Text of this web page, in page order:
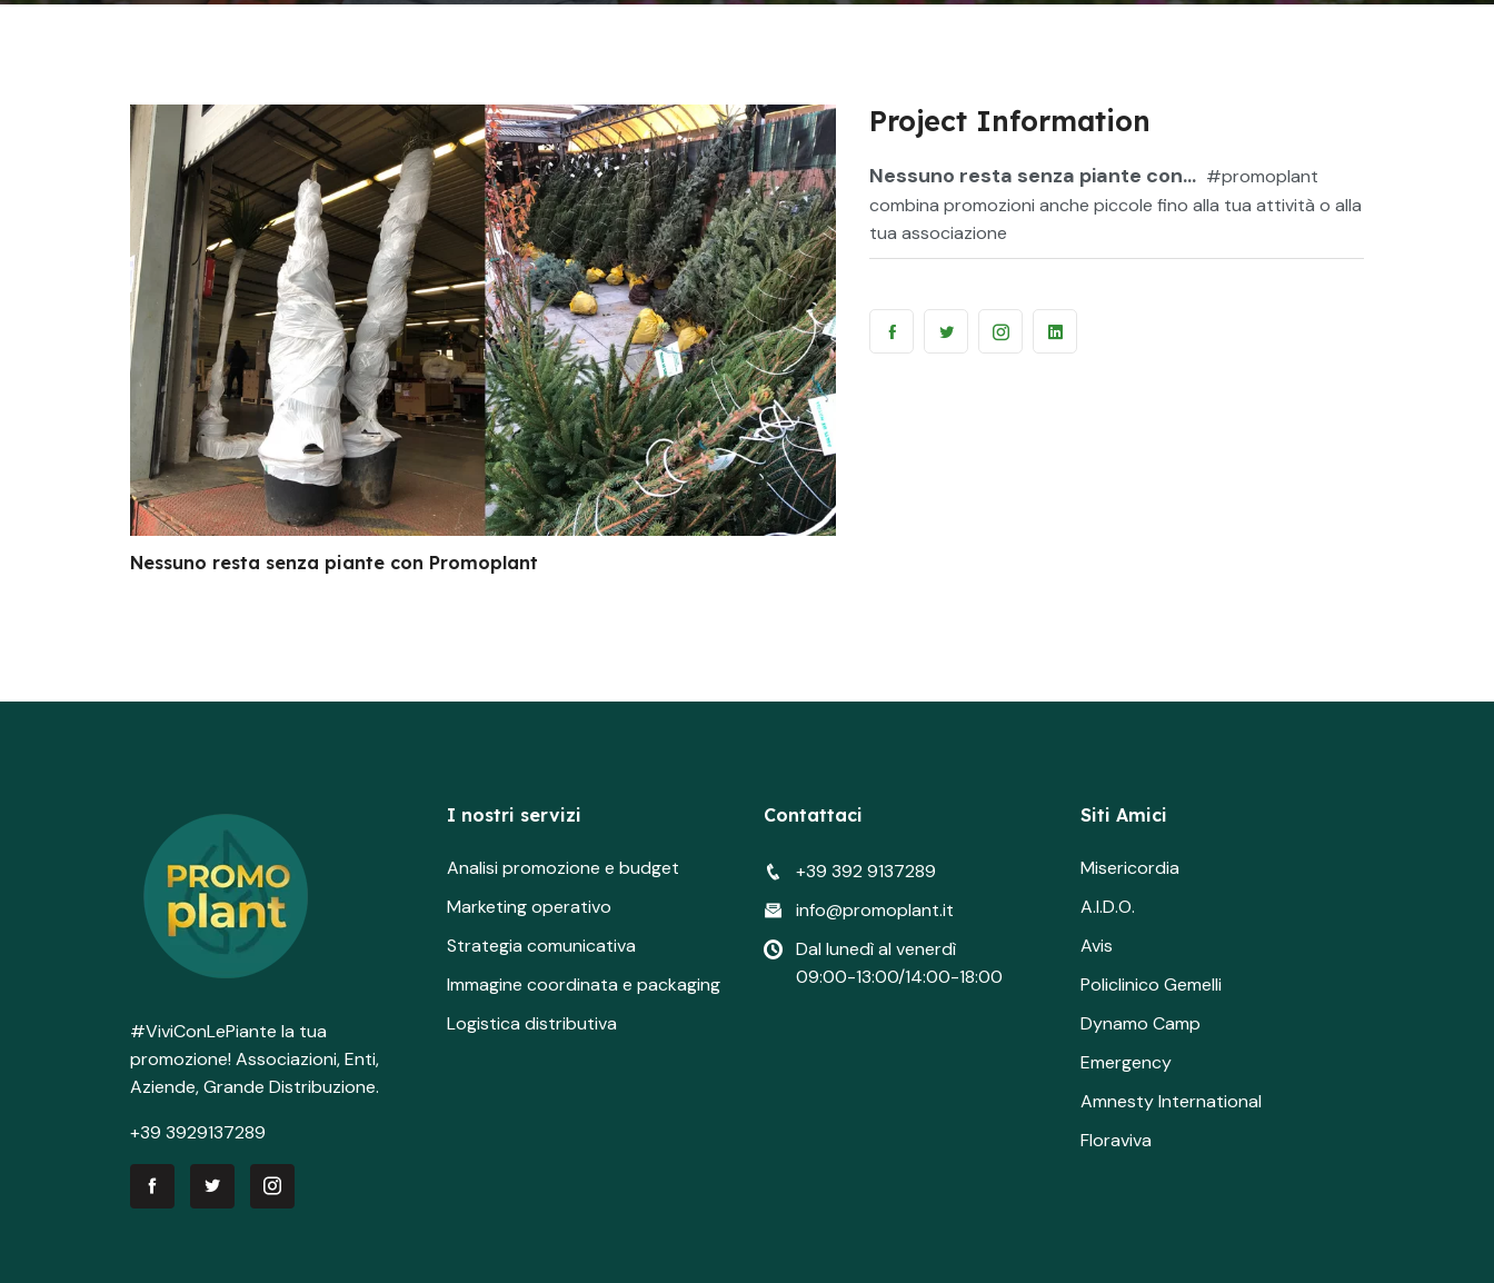
Project Information
Nessuno resta senza piante con... #promoplant
combina promozioni anche piccole fino alla tua attività o alla
tua associazione
Nessuno resta senza piante con Promoplant
#ViviConLePiante la tua
promozione! Associazioni, Enti,
Aziende, Grande Distribuzione.
+39 3929137289
I nostri servizi
Analisi promozione e budget
Marketing operativo
Strategia comunicativa
Immagine coordinata e packaging
Logistica distributiva
Contattaci
+39 392 9137289
info@promoplant.it
Dal lunedì al venerdì
09:00-13:00/14:00-18:00
Siti Amici
Misericordia
A.I.D.O.
Avis
Policlinico Gemelli
Dynamo Camp
Emergency
Amnesty International
Floraviva